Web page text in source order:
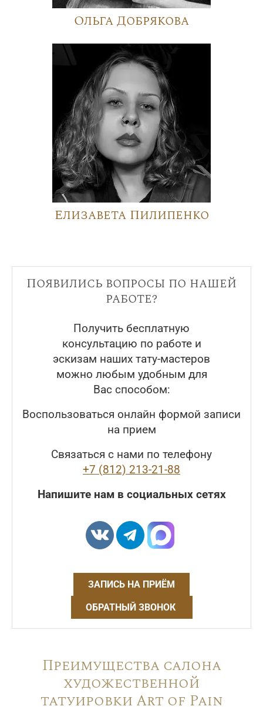
Ольга Добрякова
Елизавета Пилипенко
Появились вопросы по нашей
работе?
Получить бесплатную
консультацию по работе и
эскизам наших тату-мастеров
можно любым удобным для
Вас способом:
Воспользоваться онлайн формой записи
на прием
Связаться с нами по телефону
+7 (812) 213-21-88
Напишите нам в социальных сетях
ЗАПИСЬ НА ПРИЁМ
ОБРАТНЫЙ ЗВОНОК
Преимущества салона
художественной
татуировки Art of Pain